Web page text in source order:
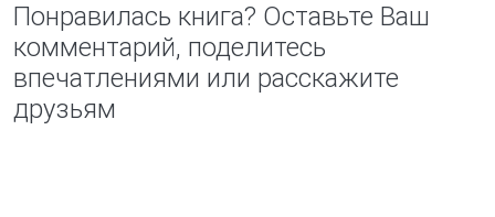
Понравилась книга? Оставьте Ваш
комментарий, поделитесь
впечатлениями или расскажите
друзьям